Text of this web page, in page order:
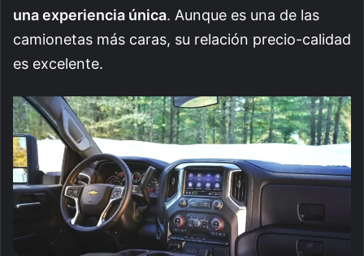
una experiencia única. Aunque es una de las
camionetas más caras, su relación precio-calidad
es excelente.